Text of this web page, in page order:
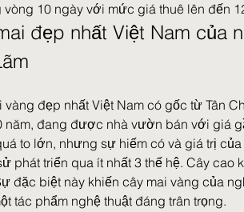
vòng 10 ngày với mức giá thuê lên đến
đẹp nhất Việt Nam của
vàng đẹp nhất Việt Nam có gốc từ Tân
năm, đang được nhà vườn bán với giá
to lớn, nhưng sự hiếm có và giá trị
phát triển qua ít nhất 3 thế hệ. Cây cao
đặc biệt này khiến cây mai vàng của
tác phẩm nghệ thuật đáng trân trọng.